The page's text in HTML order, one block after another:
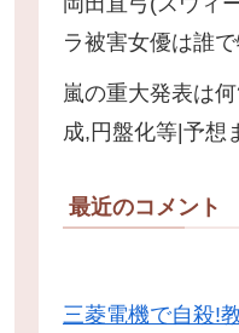
ラ被害女優は誰
嵐の重大発表は
成,円盤化等|予想
最近のコメント
三菱電機で自殺!